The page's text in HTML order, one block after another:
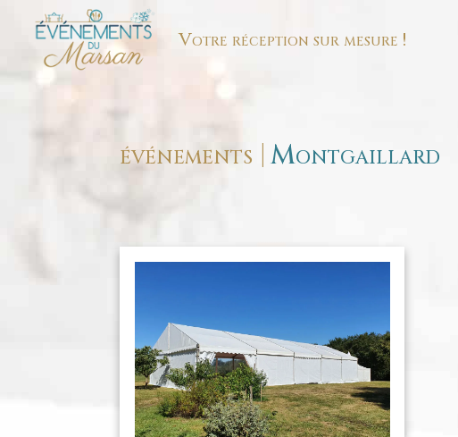
Votre réception sur mesure !
événements | Montgaillard